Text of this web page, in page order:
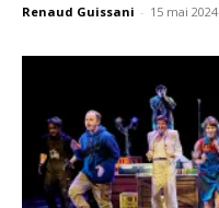
Renaud Guissani - 15 mai 2024